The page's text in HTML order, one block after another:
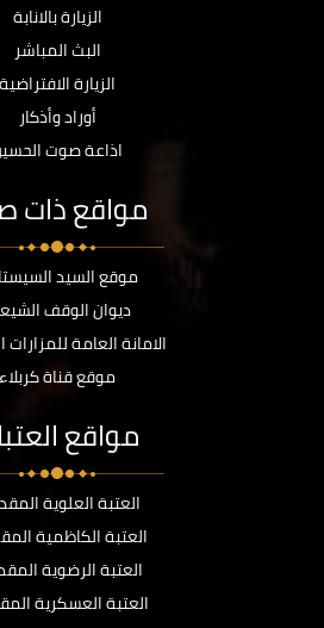
الزيارة بالانابة
البث المباشر
الزيارة الافتراضية
أوراد وأذكار
اذاعة صوت
مواقع ذات
موقع السيد
ديوان الوقف
الامانة العامة
موقع قناة كربلاء
مواقع
العتبة العلوية
العتبة الكاظمية
العتبة الرضوية
العتبة العسكرية